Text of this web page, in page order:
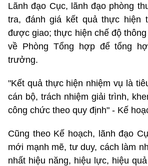
Lãnh đạo Cục, lãnh đạo phòng
tra, đánh giá kết quả thực hiện
được giao; thực hiện chế độ
về Phòng Tổng hợp để tổng
trưởng.
"Kết quả thực hiện nhiệm vụ là
cán bộ, trách nhiệm giải trình,
công chức theo quy định" - Kế
Cũng theo Kế hoạch, lãnh đạo
mới mạnh mẽ, tư duy, cách làm
nhất hiệu năng, hiệu lực, hiệu